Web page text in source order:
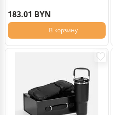
183.01 BYN
В корзину